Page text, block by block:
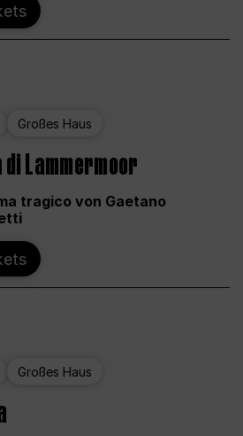
Großes Haus
Lammermoor
tragico von Gaetano
Großes Haus